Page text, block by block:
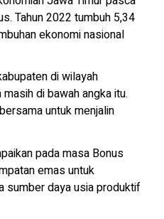
Tahun 2022 tumbuh 5,34
ekonomi nasional
di wilayah
di bawah angka itu.
untuk menjalin
pada masa Bonus
emas untuk
sumber daya usia produktif